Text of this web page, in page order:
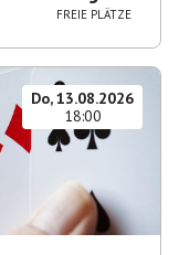
FREIE PLÄTZE
Do, 13.08.2026
18:00